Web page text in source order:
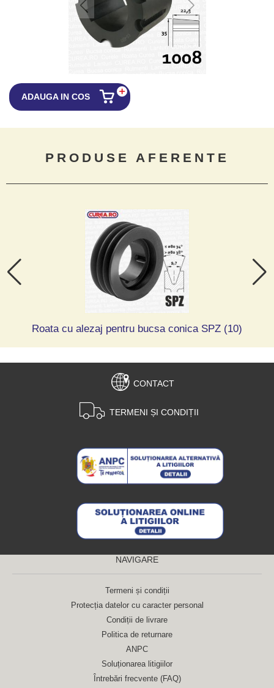
ADAUGA IN COS
PRODUSE AFERENTE
Roata cu alezaj pentru bucsa conica SPZ (10)
CONTACT
TERMENI ȘI CONDIȚII
NAVIGARE
Termeni și condiții
Protecția datelor cu caracter personal
Condiții de livrare
Politica de returnare
ANPC
Soluționarea litigiilor
Întrebări frecvente (FAQ)